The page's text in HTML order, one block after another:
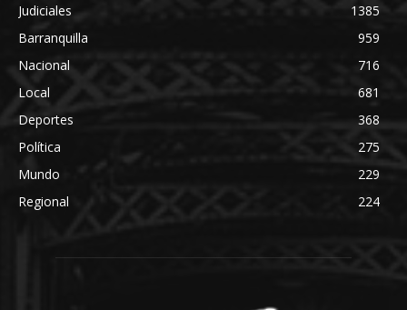
Judiciales
1385
Barranquilla
959
Nacional
716
Local
681
Deportes
368
Política
275
Mundo
229
Regional
224